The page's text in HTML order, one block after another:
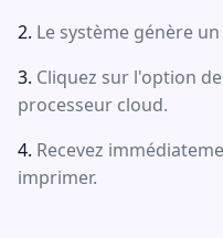
Le système génère
Cliquez sur l'option
processeur cloud.
Recevez
imprimer.